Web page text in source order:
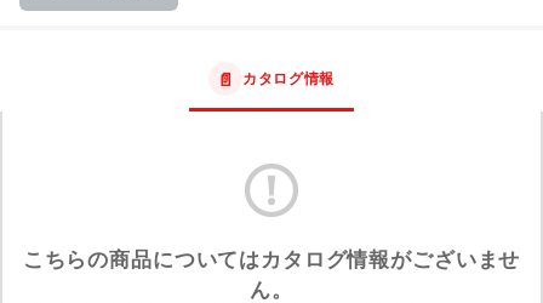
📄 カタログ情報
こちらの商品についてはカタログ情報がございませ
ん。